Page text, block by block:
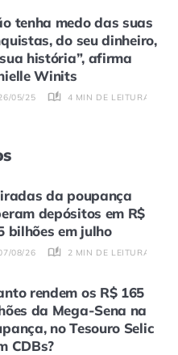
tenha medo das suas
do seu dinheiro,
história”, afirma
Winits
05/25 4 MIN DE LEITURA
da poupança
depósitos em R$
bilhões em julho
08/26 2 MIN DE LEITURA
rendem os R$ 165
da Mega-Sena na
no Tesouro Selic
CDBs?